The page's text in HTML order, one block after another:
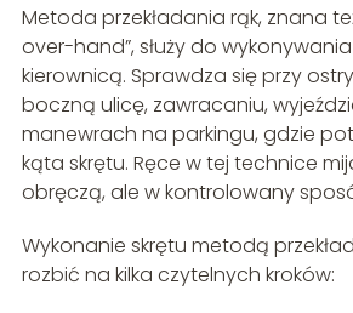
Metoda przekładania rąk, znana
over-hand”, służy do
kierownicą. Sprawdza się przy
boczną ulicę, zawracaniu,
manewrach na parkingu, gdzie
kąta skrętu. Ręce w tej technice
obręczą, ale w kontrolowany
Wykonanie skrętu metodą
rozbić na kilka czytelnych kroków: